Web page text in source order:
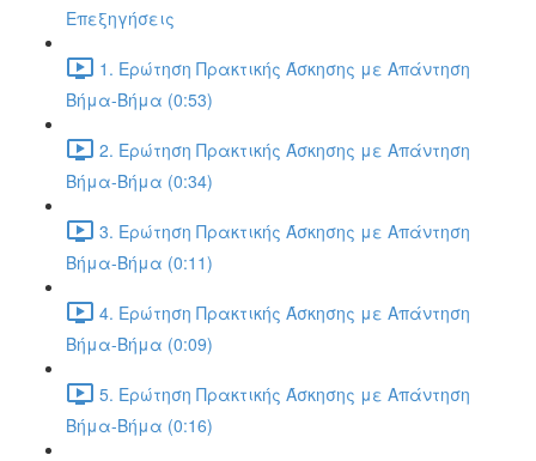
Επεξηγήσεις
1. Ερώτηση Πρακτικής Άσκησης με Απάντηση
Βήμα-Βήμα (0:53)
2. Ερώτηση Πρακτικής Άσκησης με Απάντηση
Βήμα-Βήμα (0:34)
3. Ερώτηση Πρακτικής Άσκησης με Απάντηση
Βήμα-Βήμα (0:11)
4. Ερώτηση Πρακτικής Άσκησης με Απάντηση
Βήμα-Βήμα (0:09)
5. Ερώτηση Πρακτικής Άσκησης με Απάντηση
Βήμα-Βήμα (0:16)